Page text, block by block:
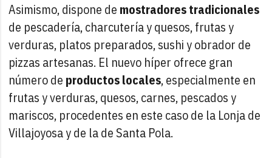
Asimismo, dispone de mostradores tradicionales
de pescadería, charcutería y quesos, frutas y
verduras, platos preparados, sushi y obrador de
pizzas artesanas. El nuevo híper ofrece gran
número de productos locales, especialmente en
frutas y verduras, quesos, carnes, pescados y
mariscos, procedentes en este caso de la Lonja de
Villajoyosa y de la de Santa Pola.